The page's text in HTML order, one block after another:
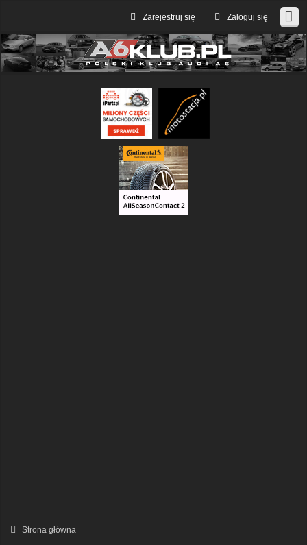
Zaloguj się
Zarejestruj się
Strona główna